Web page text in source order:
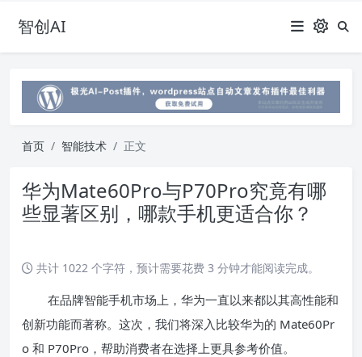
智创AI
首页 智能技术 正文
华为Mate60Pro与P70Pro究竟有哪
些显著区别，哪款手机更适合你？
共计 1022 个字符，预计需要花费 3 分钟才能阅读完成。
在品牌智能手机市场上，华为一直以来都以其高性能和
创新功能而著称。这次，我们将深入比较华为的 Mate60Pr
o 和 P70Pro，帮助消费者在选择上更具参考价值。